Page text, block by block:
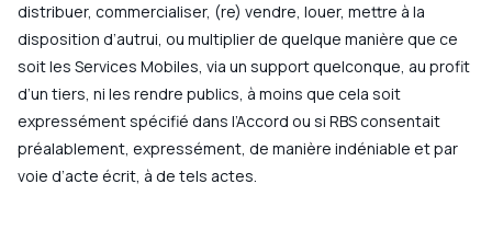
distribuer, commercialiser, (re) vendre, louer, mettre à la
disposition d’autrui, ou multiplier de quelque manière que ce
soit les Services Mobiles, via un support quelconque, au profit
d’un tiers, ni les rendre publics, à moins que cela soit
expressément spécifié dans l’Accord ou si RBS consentait
préalablement, expressément, de manière indéniable et par
voie d’acte écrit, à de tels actes.